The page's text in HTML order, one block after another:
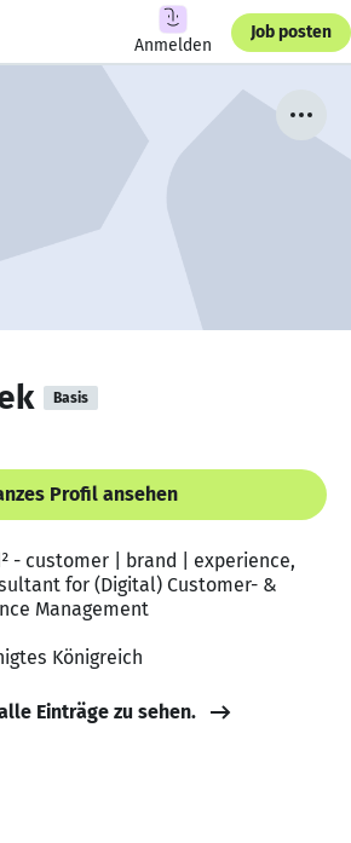
Anmelden
Job posten
Basis
Profil ansehen
- customer | brand | experience,
for (Digital) Customer- &
Management
Königreich
Einträge zu sehen.